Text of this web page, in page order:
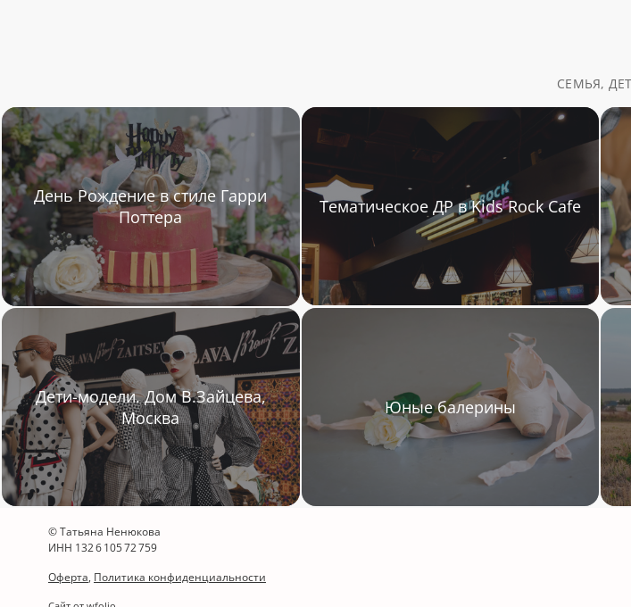
СЕМЬЯ,
День Рождение в стиле Гарри
Поттера
Тематическое ДР в Kids Rock Cafe
Дети-модели. Дом В.Зайцева,
Москва
Юные балерины
© Татьяна Ненюкова
ИНН 132 6 105 72 759
Оферта, Политика конфиденциальности